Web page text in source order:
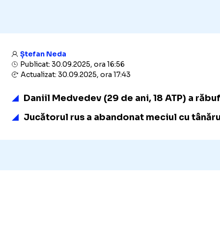
Ștefan Neda
Publicat: 30.09.2025, ora 16:56
Actualizat: 30.09.2025, ora 17:43
Daniil Medvedev (29 de ani, 18 ATP) a
Jucătorul rus a abandonat meciul cu